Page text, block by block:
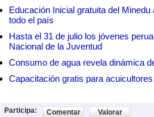
Educación Inicial gratuita del
todo el país
Hasta el 31 de julio los jóvenes
Nacional de la Juventud
Consumo de agua revela dinámica
Capacitación gratis para
Participa: Comentar Valorar